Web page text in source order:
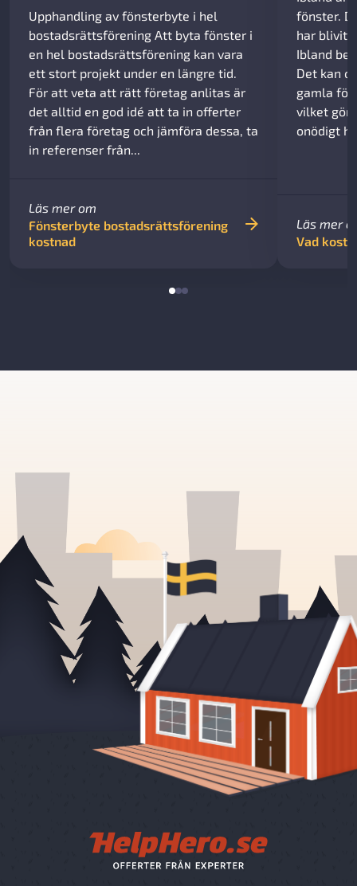
Upphandling av fönsterbyte i hel
bostadsrättsförening Att byta fönster i
en hel bostadsrättsförening kan vara
ett stort projekt under en längre tid.
För att veta att rätt företag anlitas är
det alltid en god idé att ta in offerter
från flera företag och jämföra dessa, ta
in referenser från...
Läs mer om
Fönsterbyte bostadsrättsförening
kostnad
fönster.
har blivit
Ibland
Det kan
gamla
vilket gör
onödigt
Läs mer
Vad